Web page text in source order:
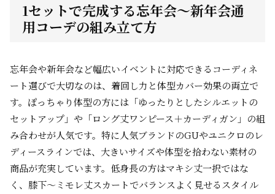
1セットで完成する忘年会～新年会通
用コーデの組み立て方
忘年会や新年会など幅広いイベントに対応できるコーディネ
ート選びで大切なのは、着回し力と体型カバー効果の両立で
す。ぽっちゃり体型の方には「ゆったりとしたシルエットの
セットアップ」や「ロング丈ワンピース＋カーディガン」の組
み合わせが人気です。特に人気ブランドのGUやユニクロのレ
ディースラインでは、大きいサイズや体型を拾わない素材の
商品が充実しています。低身長の方はマキシ丈一択ではな
く、膝下～ミモレ丈スカートでバランスよく見せるスタイル